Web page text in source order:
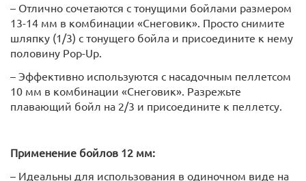
– Отлично сочетаются с тонущими бойлами размером
13-14 мм в комбинации «Снеговик». Просто снимите
шляпку (1/3) с тонущего бойла и присоедините к нему
половину Pop-Up.
– Эффективно используются с насадочным пеллетсом
10 мм в комбинации «Снеговик». Разрежьте
плавающий бойл на 2/3 и присоедините к пеллетсу.
Применение бойлов 12 мм:
– Идеальны для использования в одиночном виде на